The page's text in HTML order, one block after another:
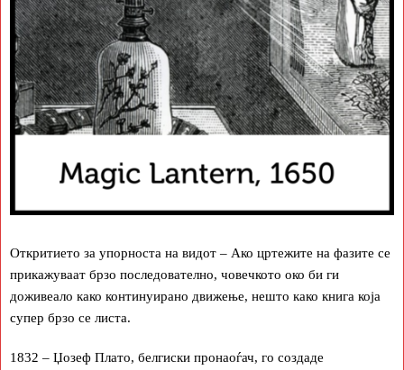
Откритието за упорноста на видот – Ако цртежите на фазите се
прикажуваат брзо последователно, човечкото око би ги
доживеало како континуирано движење, нешто како книга која
супер брзо се листа.
1832 – Џозеф Плато, белгиски пронаоѓач, го создаде